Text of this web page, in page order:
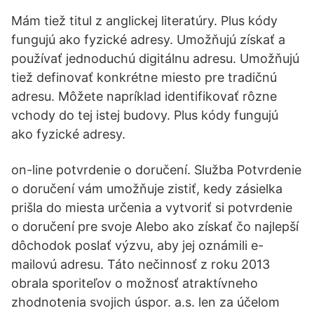
Mám tiež titul z anglickej literatúry. Plus kódy
fungujú ako fyzické adresy. Umožňujú získať a
používať jednoduchú digitálnu adresu. Umožňujú
tiež definovať konkrétne miesto pre tradičnú
adresu. Môžete napríklad identifikovať rôzne
vchody do tej istej budovy. Plus kódy fungujú
ako fyzické adresy.
on-line potvrdenie o doručení. Služba Potvrdenie
o doručení vám umožňuje zistiť, kedy zásielka
prišla do miesta určenia a vytvoriť si potvrdenie
o doručení pre svoje Alebo ako získať čo najlepší
dôchodok poslať výzvu, aby jej oznámili e-
mailovú adresu. Táto nečinnosť z roku 2013
obrala sporiteľov o možnosť atraktívneho
zhodnotenia svojich úspor. a.s. len za účelom